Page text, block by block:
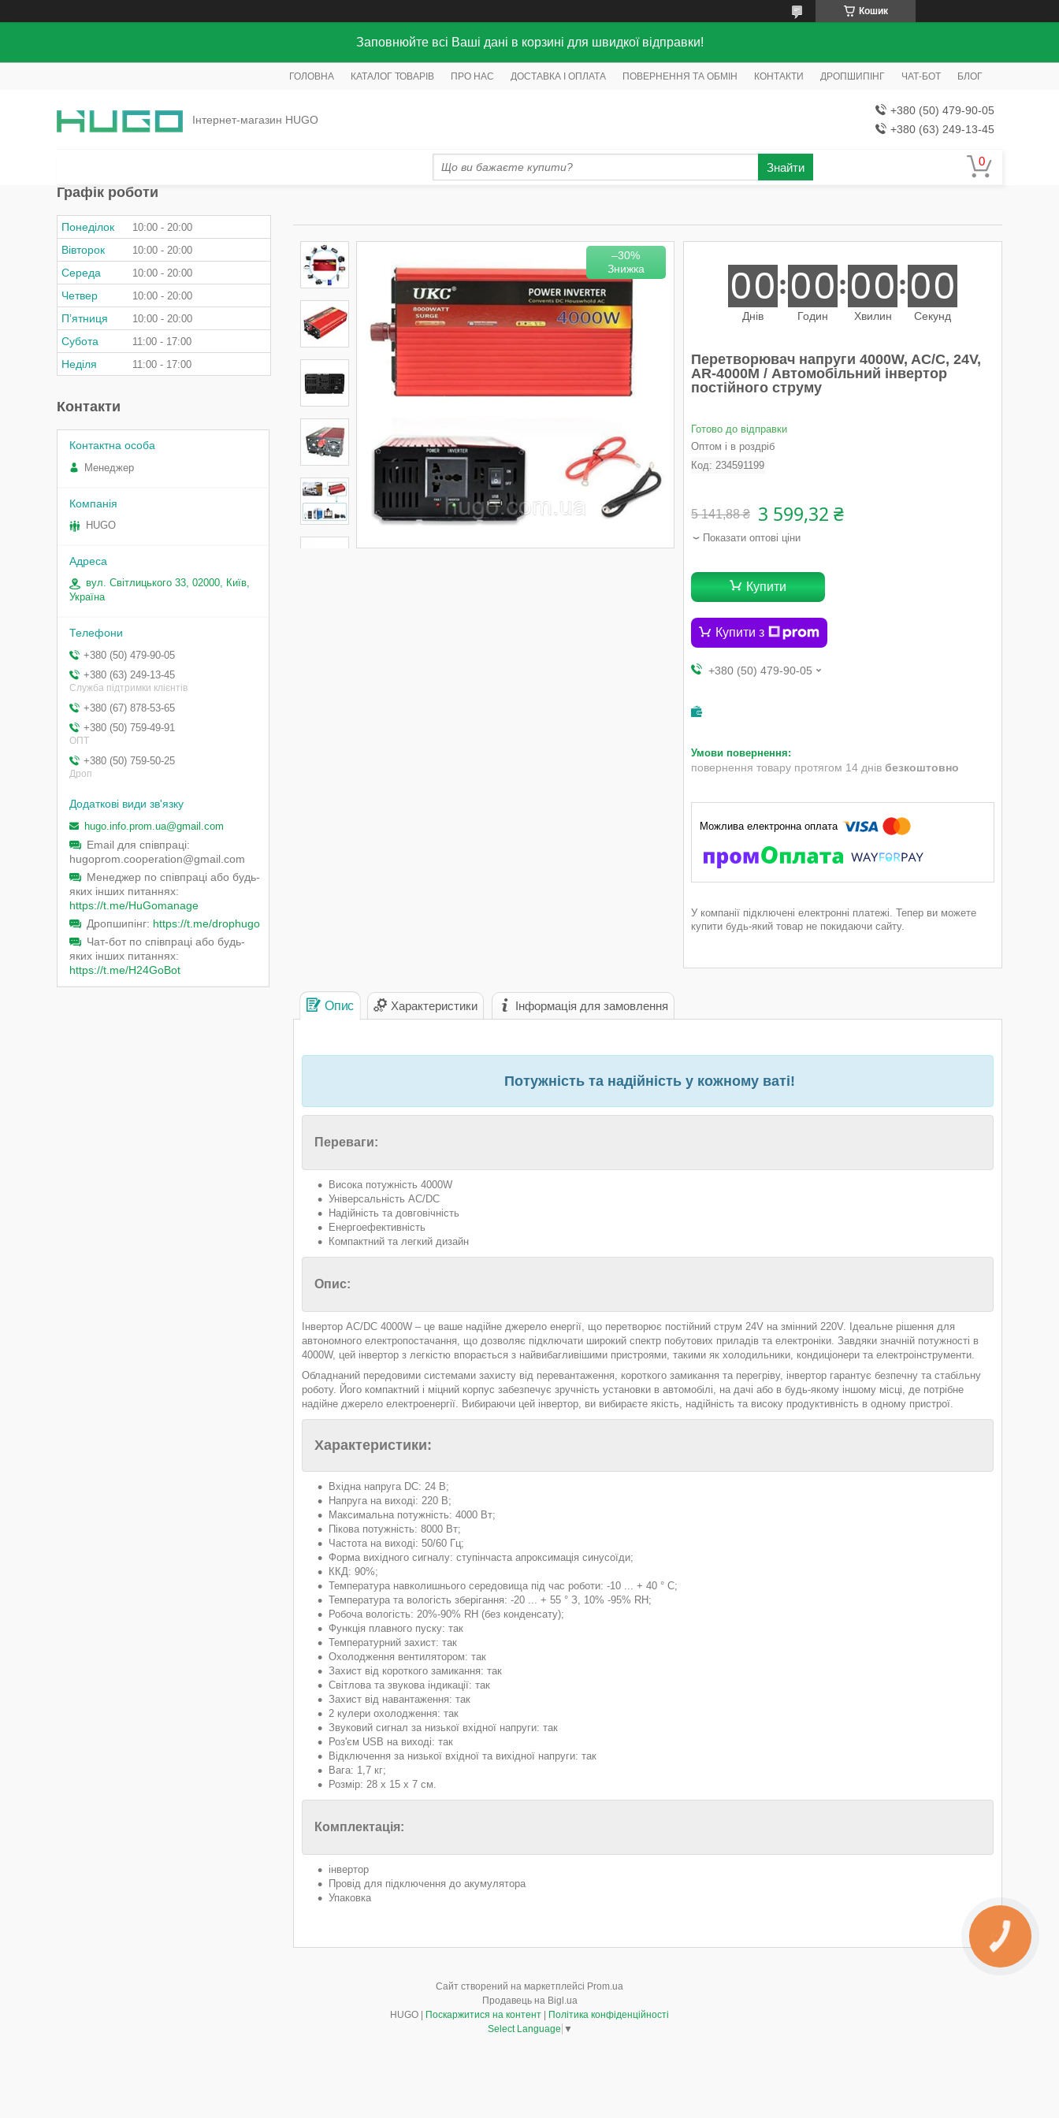
Кошик
Заповнюйте всі Ваші дані в корзині для швидкої відправки!
ГОЛОВНА КАТАЛОГ ТОВАРІВ ПРО НАС ДОСТАВКА І ОПЛАТА ПОВЕРНЕННЯ ТА ОБМІН КОНТАКТИ ДРОПШИПІНГ ЧАТ-БОТ БЛОГ
Інтернет-магазин HUGO
+380 (50) 479-90-05
+380 (63) 249-13-45
Знайти
–30%
00
Днів
00
Годин
00
Хвилин
00
Секунд
Перетворювач напруги 4000W, AC/C, 24V,
AR-4000М / Автомобільний інвертор
постійного струму
Готово до відправки
Оптом і в роздріб
Код: 234591199
5 141,88 ₴ 3 599,32 ₴
Показати оптові ціни
Купити
Купити з
+380 (50) 479-90-05
повернення товару протягом 14 днів безкоштовно
У компанії підключені електронні платежі. Тепер ви можете
купити будь-який товар не покидаючи сайту.
Опис Характеристики Інформація для замовлення
Потужність та надійність у кожному ваті!
Переваги:
Висока потужність 4000W
Універсальність AC/DC
Надійність та довговічність
Енергоефективність
Компактний та легкий дизайн
Опис:
Інвертор AC/DC 4000W – це ваше надійне джерело енергії, що перетворює постійний струм 24V на змінний 220V. Ідеальне рішення для
автономного електропостачання, що дозволяє підключати широкий спектр побутових приладів та електроніки. Завдяки значній потужності в
4000W, цей інвертор з легкістю впорається з найвибагливішими пристроями, такими як холодильники, кондиціонери та електроінструменти.
Обладнаний передовими системами захисту від перевантаження, короткого замикання та перегріву, інвертор гарантує безпечну та стабільну
роботу. Його компактний і міцний корпус забезпечує зручність установки в автомобілі, на дачі або в будь-якому іншому місці, де потрібне
надійне джерело електроенергії. Вибираючи цей інвертор, ви вибираєте якість, надійність та високу продуктивність в одному пристрої.
Характеристики:
Вхідна напруга DC: 24 В;
Напруга на виході: 220 В;
Максимальна потужність: 4000 Вт;
Пікова потужність: 8000 Вт;
Частота на виході: 50/60 Гц;
Форма вихідного сигналу: ступінчаста апроксимація синусоїди;
ККД: 90%;
Температура навколишнього середовища під час роботи: -10 ... + 40 ° С;
Температура та вологість зберігання: -20 ... + 55 ° З, 10% -95% RH;
Робоча вологість: 20%-90% RH (без конденсату);
Функція плавного пуску: так
Температурний захист: так
Охолодження вентилятором: так
Захист від короткого замикання: так
Світлова та звукова індикації: так
Захист від навантаження: так
2 кулери охолодження: так
Звуковий сигнал за низької вхідної напруги: так
Роз'єм USB на виході: так
Відключення за низької вхідної та вихідної напруги: так
Вага: 1,7 кг;
Розмір: 28 x 15 x 7 см.
Комплектація:
інвертор
Провід для підключення до акумулятора
Упаковка
Графік роботи
Понеділок 10:00 20:00
Вівторок 10:00 20:00
Середа 10:00 20:00
Четвер 10:00 20:00
Пʼятниця 10:00 20:00
Субота 11:00 17:00
Неділя 11:00 17:00
Контакти
Менеджер
HUGO
вул. Світлицького 33, 02000, Київ,
Україна
+380 (50) 479-90-05
+380 (63) 249-13-45
Служба підтримки клієнтів
+380 (67) 878-53-65
+380 (50) 759-49-91
ОПТ
+380 (50) 759-50-25
Дроп
hugo.info.prom.ua@gmail.com
Email для співпраці
hugoprom.cooperation@gmail.com
Менеджер по співпраці або будь-
яких інших питаннях
https://t.me/HuGomanage
Дропшипінг https://t.me/drophugo
Чат-бот по співпраці або будь-
яких інших питаннях
https://t.me/H24GoBot
Сайт створений на маркетплейсі Prom.ua
Продавець на Bigl.ua
HUGO | Поскаржитися на контент | Політика конфіденційності
Select Language ▼